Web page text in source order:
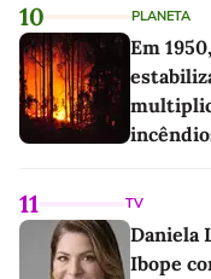
10 PLANETA
Em
11 TV
Daniela
Ibope